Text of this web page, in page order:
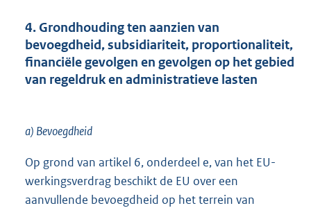
4. Grondhouding ten aanzien van
bevoegdheid, subsidiariteit, proportionaliteit,
financiële gevolgen en gevolgen op het gebied
van regeldruk en administratieve lasten
a) Bevoegdheid
Op grond van artikel 6, onderdeel e, van het EU-
werkingsverdrag beschikt de EU over een
aanvullende bevoegdheid op het terrein van